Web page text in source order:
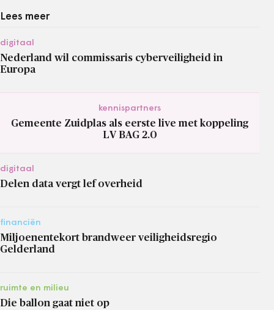
Lees meer
digitaal
Nederland wil commissaris cyberveiligheid in
Europa
kennispartners
Gemeente Zuidplas als eerste live met koppeling
LV BAG 2.0
digitaal
Delen data vergt lef overheid
financiën
Miljoenentekort brandweer veiligheidsregio
Gelderland
ruimte en milieu
Die ballon gaat niet op